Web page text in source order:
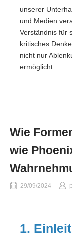
unserer
und Medien
Verständnis für
kritisches
nicht nur
ermöglicht.
Wie
wie
29/09/2024
1.